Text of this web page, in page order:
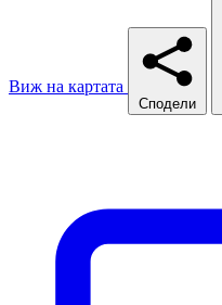
Виж на картата
Сподели